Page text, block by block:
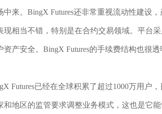
来。BingX Futures还非常重视流动性建设
现相当不错，特别是在合约交易领域。平台
产安全。BingX Futures的手续费结构也很
Futures已经在全球积累了超过1000万用户
和地区的监管要求调整业务模式，这也是它